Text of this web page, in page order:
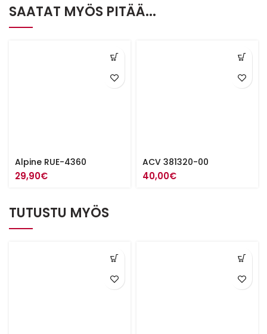
SAATAT MYÖS PITÄÄ...
Alpine RUE-4360
29,90€
ACV 381320-00
40,00€
TUTUSTU MYÖS